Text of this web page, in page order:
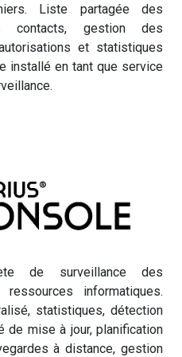
Liste partagée des
contacts, gestion des
et statistiques
installé en tant que service
de surveillance des
informatiques.
statistiques, détection
de mise à jour, planification
à distance, gestion